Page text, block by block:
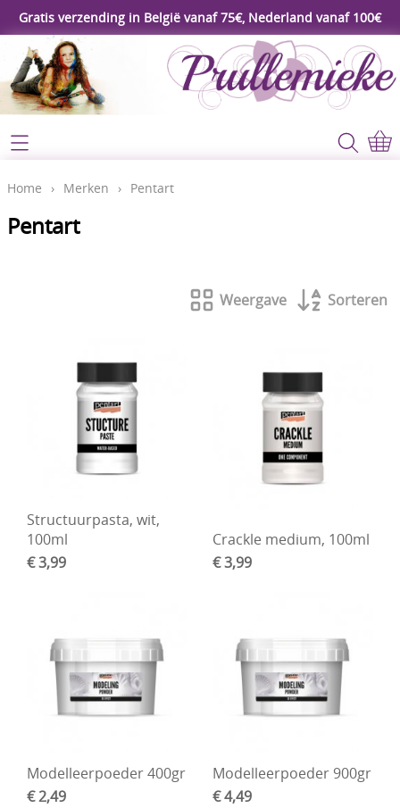
Gratis verzending in België vanaf 75€, Nederland vanaf 100€
Webshop
Koopjeshoek
****Nieuw****
Papier - karton - enveloppen
Kaarten maken - Scrapbook
Boetseren - Modelleren
Verf en Co°
Tekenen - Schrijven - kleuren
Haken - Vilt
Bloemen uit crêpepapier of chenille
Kleuren - verf - Mediums
Kleurboeken en Handboeken
Diversen
Home
Contact
Home › Merken › Pentart
Pentart
Weergave Sorteren
Structuurpasta, wit,
100ml
€ 3,99
Crackle medium, 100ml
€ 3,99
Modelleerpoeder 400gr
€ 2,49
Modelleerpoeder 900gr
€ 4,49